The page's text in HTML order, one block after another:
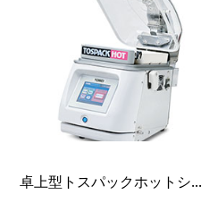
卓上型トスパックホットシ...